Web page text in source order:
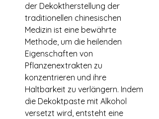
der Dekoktherstellung der
traditionellen chinesischen
Medizin ist eine bewährte
Methode, um die heilenden
Eigenschaften von
Pflanzenextrakten zu
konzentrieren und ihre
Haltbarkeit zu verlängern. Indem
die Dekoktpaste mit Alkohol
versetzt wird, entsteht eine